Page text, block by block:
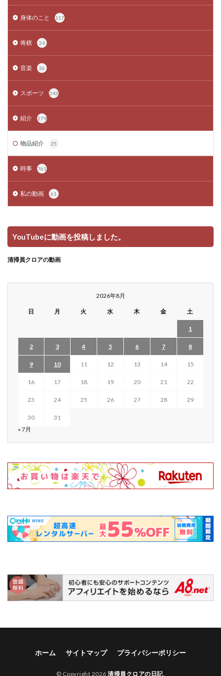
身体のこと 117
将棋 24
音楽 26
スポーツ 243
紹介 279
物品紹介 25
時事 761
私の動画 61
YouTubeに動画を投稿しました。
清掃員クロアの動画
2026年8月
日 月 火 水 木 金 土
1
2 3 4 5 6 7 8
9 10 11 12 13 14 15
16 17 18 19 20 21 22
23 24 25 26 27 28 29
30
31
« 7月
ホーム サイトマップ プライバシーポリシー
© Copyright 2026清掃員クロアの日記.